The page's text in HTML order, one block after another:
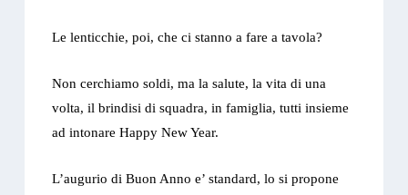
Le lenticchie, poi, che ci stanno a fare a tavola?
Non cerchiamo soldi, ma la salute, la vita di una
volta, il brindisi di squadra, in famiglia, tutti insieme
ad intonare Happy New Year.
L’augurio di Buon Anno e’ standard, lo si propone